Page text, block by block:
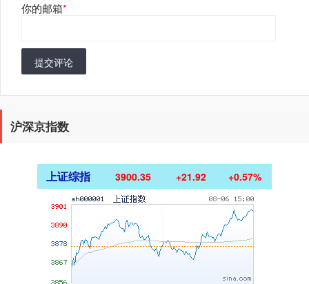
你的邮箱*
提交评论
沪深京指数
上证综指 3900.35 +21.92 +0.57%